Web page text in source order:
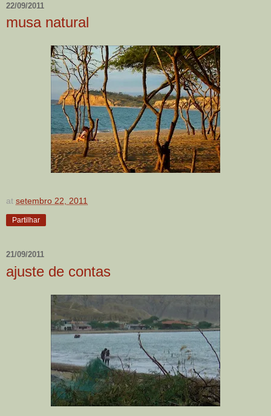
22/09/2011
musa natural
at setembro 22, 2011
Partilhar
21/09/2011
ajuste de contas